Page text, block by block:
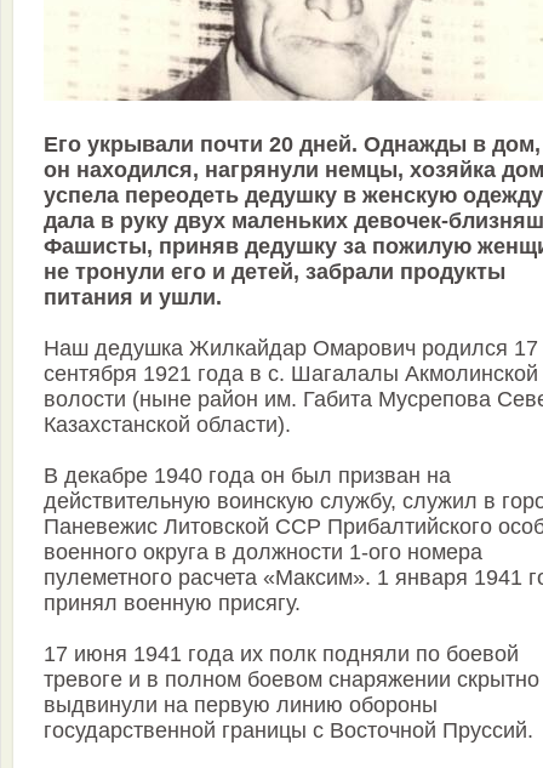
Его укрывали почти 20 дней. Однажды в дом,
он находился, нагрянули немцы, хозяйка
успела переодеть дедушку в женскую
дала в руку двух маленьких девочек-
Фашисты, приняв дедушку за пожилую
не тронули его и детей, забрали продукты
питания и ушли.
Наш дедушка Жилкайдар Омарович родился 17
сентября 1921 года в с. Шагалалы Акмолинской
волости (ныне район им. Габита Мусрепова
Казахстанской области).
В декабре 1940 года он был призван на
действительную воинскую службу, служил в
Паневежис Литовской ССР Прибалтийского
военного округа в должности 1-ого номера
пулеметного расчета «Максим». 1 января 1941
принял военную присягу.
17 июня 1941 года их полк подняли по боевой
тревоге и в полном боевом снаряжении скрытно
выдвинули на первую линию обороны
государственной границы с Восточной Пруссий.